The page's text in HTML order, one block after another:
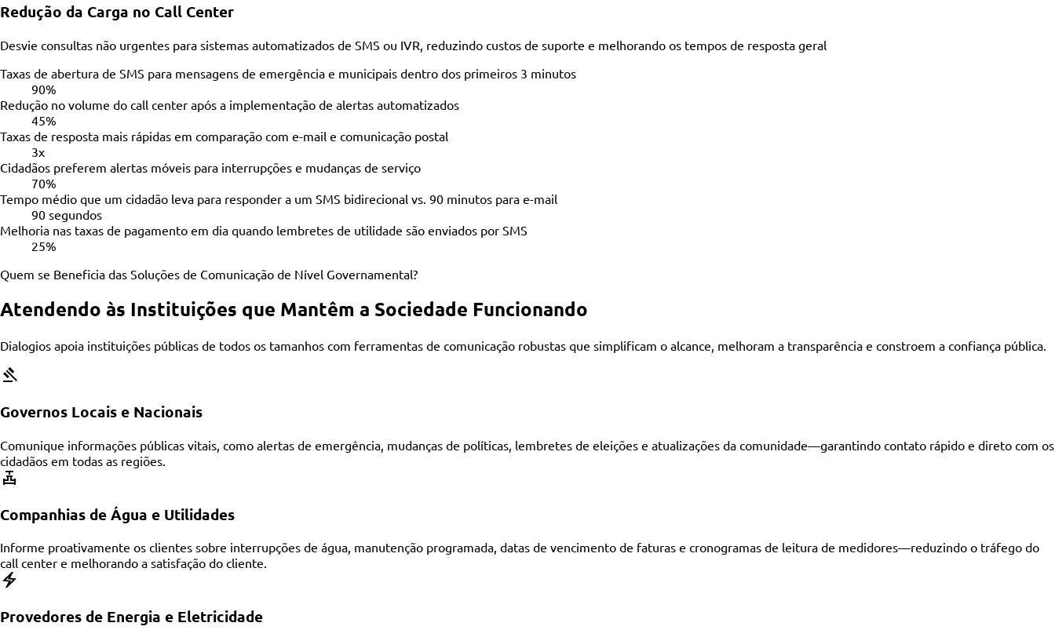
Redução da Carga no Call Center
Desvie consultas não urgentes para sistemas automatizados de SMS ou IVR, reduzindo custos de suporte e melhorando os tempos de resposta geral
Taxas de abertura de SMS para mensagens de emergência e municipais dentro dos primeiros 3 minutos
90%
Redução no volume do call center após a implementação de alertas automatizados
45%
Taxas de resposta mais rápidas em comparação com e-mail e comunicação postal
3x
Cidadãos preferem alertas móveis para interrupções e mudanças de serviço
70%
Tempo médio que um cidadão leva para responder a um SMS bidirecional vs. 90 minutos para e-mail
90 segundos
Melhoria nas taxas de pagamento em dia quando lembretes de utilidade são enviados por SMS
25%
Quem se Beneficia das Soluções de Comunicação de Nível Governamental?
Atendendo às Instituições que Mantêm a Sociedade Funcionando
Dialogios apoia instituições públicas de todos os tamanhos com ferramentas de comunicação robustas que simplificam o alcance, melhoram a transparência e constroem a confiança pública.
Governos Locais e Nacionais
Comunique informações públicas vitais, como alertas de emergência, mudanças de políticas, lembretes de eleições e atualizações da comunidade—garantindo contato rápido e direto com os
cidadãos em todas as regiões.
Companhias de Água e Utilidades
Informe proativamente os clientes sobre interrupções de água, manutenção programada, datas de vencimento de faturas e cronogramas de leitura de medidores—reduzindo o tráfego do
call center e melhorando a satisfação do cliente.
Provedores de Energia e Eletricidade